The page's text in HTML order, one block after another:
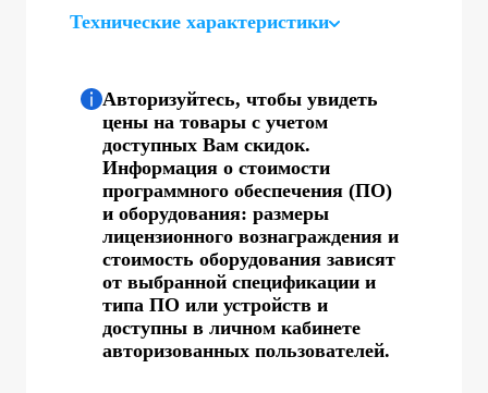
Технические характеристики
Авторизуйтесь, чтобы увидеть
цены на товары с учетом
доступных Вам скидок.
Информация о стоимости
программного обеспечения (ПО)
и оборудования: размеры
лицензионного вознаграждения и
стоимость оборудования зависят
от выбранной спецификации и
типа ПО или устройств и
доступны в личном кабинете
авторизованных пользователей.